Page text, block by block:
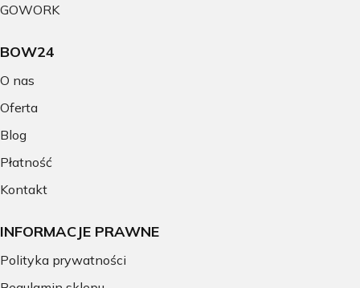
GOWORK
BOW24
O nas
Oferta
Blog
Płatność
Kontakt
INFORMACJE PRAWNE
Polityka prywatności